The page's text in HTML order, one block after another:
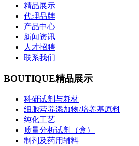
精品展示
代理品牌
产品中心
新闻资讯
人才招聘
联系我们
BOUTIQUE精品展示
科研试剂与耗材
细胞营养添加物/培养基原料
纯化工艺
质量分析试剂（盒）
制剂及药用辅料